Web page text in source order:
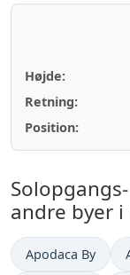
Højde:
Retning:
Position:
andre byer i
Apodaca By